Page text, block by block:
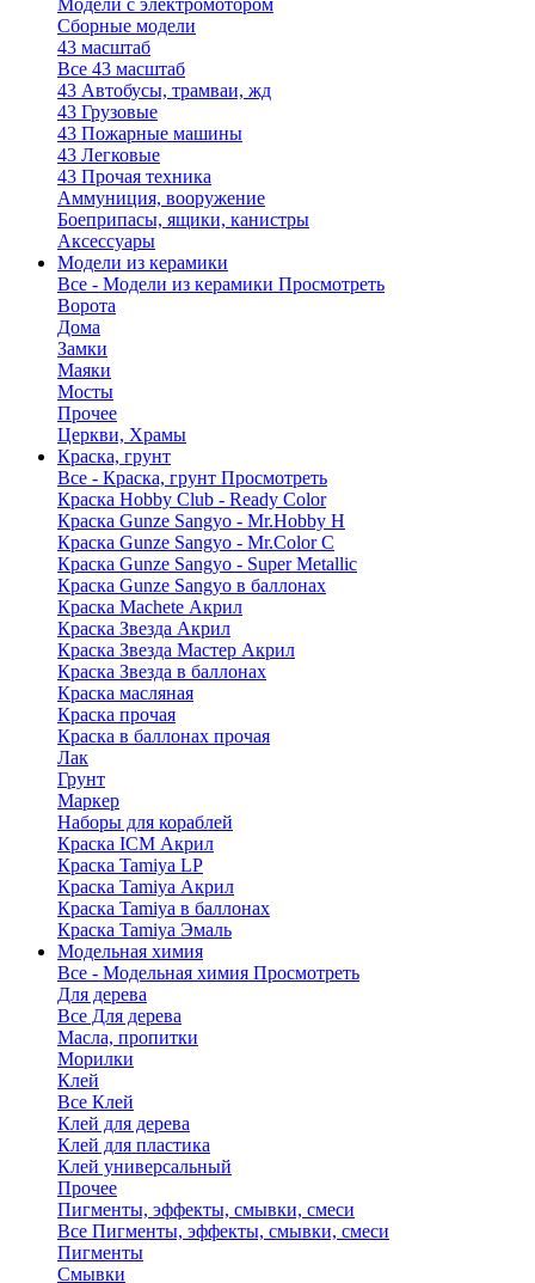
Модели с электромотором
Сборные модели
43 масштаб
Все 43 масштаб
43 Автобусы, трамваи, жд
43 Грузовые
43 Пожарные машины
43 Легковые
43 Прочая техника
Аммуниция, вооружение
Боеприпасы, ящики, канистры
Аксессуары
Модели из керамики
Все - Модели из керамики Просмотреть
Ворота
Дома
Замки
Маяки
Мосты
Прочее
Церкви, Храмы
Краска, грунт
Все - Краска, грунт Просмотреть
Краска Hobby Club - Ready Color
Краска Gunze Sangyo - Mr.Hobby H
Краска Gunze Sangyo - Mr.Color C
Краска Gunze Sangyo - Super Metallic
Краска Gunze Sangyo в баллонах
Краска Machete Акрил
Краска Звезда Акрил
Краска Звезда Мастер Акрил
Краска Звезда в баллонах
Краска масляная
Краска прочая
Краска в баллонах прочая
Лак
Грунт
Маркер
Наборы для кораблей
Краска ICM Акрил
Краска Tamiya LP
Краска Tamiya Акрил
Краска Tamiya в баллонах
Краска Tamiya Эмаль
Модельная химия
Все - Модельная химия Просмотреть
Для дерева
Все Для дерева
Масла, пропитки
Морилки
Клей
Все Клей
Клей для дерева
Клей для пластика
Клей универсальный
Прочее
Пигменты, эффекты, смывки, смеси
Все Пигменты, эффекты, смывки, смеси
Пигменты
Смывки